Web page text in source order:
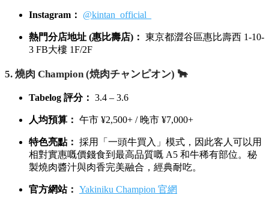
Instagram： @kintan_official_
熱門分店地址 (惠比壽店)： 東京都澀谷區惠比壽西 1-10-
3 FB大樓 1F/2F
5. 燒肉 Champion (焼肉チャンピオン) 🐂
Tabelog 評分： 3.4 – 3.6
人均預算： 午市 ¥2,500+ / 晚市 ¥7,000+
特色亮點： 採用「一頭牛買入」模式，因此客人可以用
相對實惠嘅價錢食到最高品質嘅 A5 和牛稀有部位。秘
製燒肉醬汁與肉香完美融合，經典耐吃。
官方網站： Yakiniku Champion 官網